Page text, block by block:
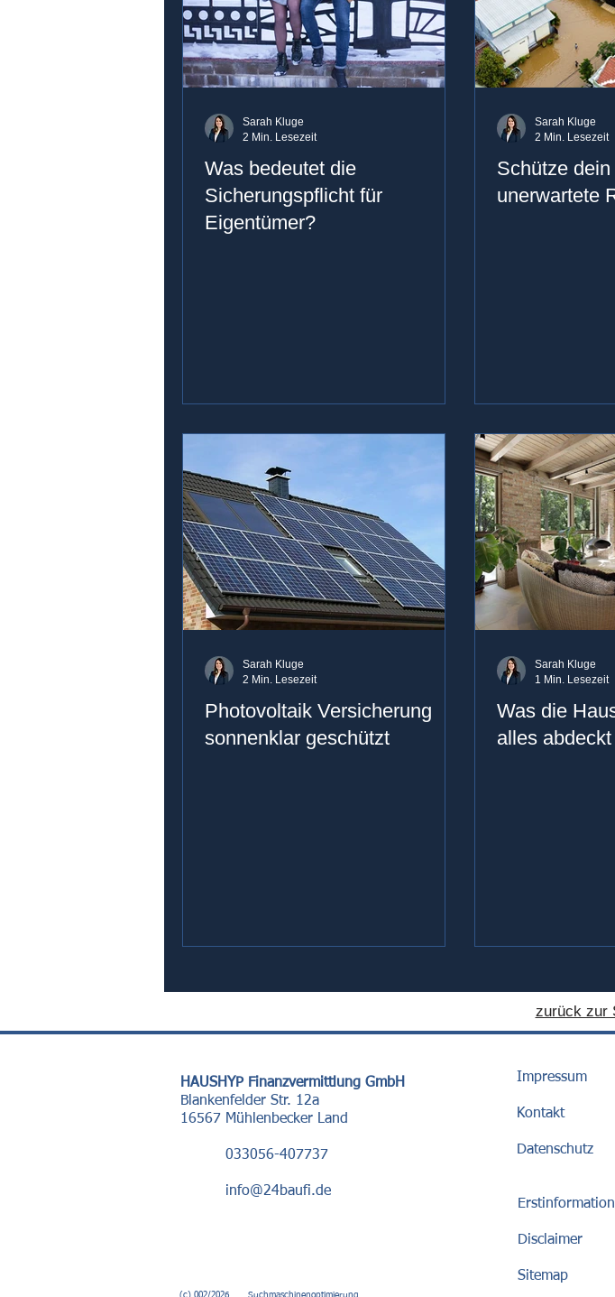
Was bedeutet die
Sicherungspflicht für
Eigentümer?
Sarah Kluge
2 Min. Lesezeit
Schütze dein
unerwartete
Sarah Kluge
2 Min. Lesezeit
Photovoltaik Versicherung
sonnenklar geschützt
Sarah Kluge
2 Min. Lesezeit
Was die
alles abdeckt
Sarah Kluge
1 Min. Lesezeit
zurück zur
HAUSHYP Finanzvermittlung GmbH
Blankenfelder Str. 12a
16567 Mühlenbecker Land
033056-407737
info@24baufi.de
(c) 002/2026 Suchmaschinenoptimierung
Impressum
Kontakt
Datenschutz
Disclaimer
Sitemap